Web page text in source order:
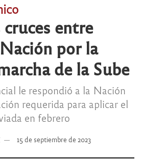
cruces entre
por la
de la Sube
le respondió a la Nación
requerida para aplicar el
en febrero
15 de septiembre de 2023